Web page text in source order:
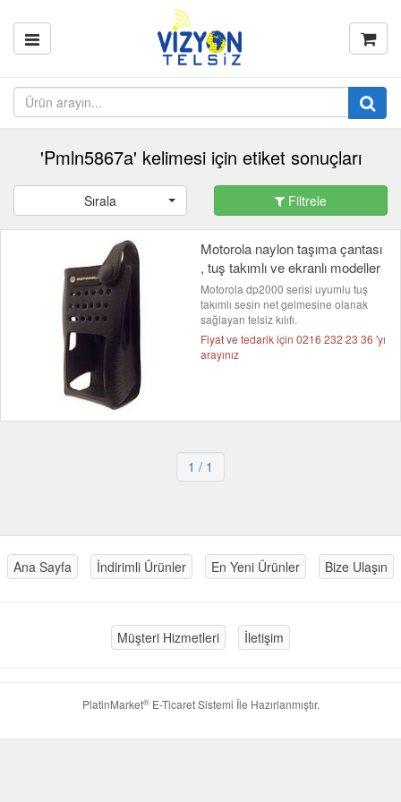
'Pmln5867a' kelimesi için etiket sonuçları
Sırala Filtrele
Motorola naylon taşıma çantası
, tuş takımlı ve ekranlı modeller
Motorola dp2000 serisi uyumlu tuş
takımlı sesin net gelmesine olanak
sağlayan telsiz kılıfı.
Fiyat ve tedarik için 0216 232 23 36 'yı
arayınız
1 / 1
Ana Sayfa İndirimli Ürünler En Yeni Ürünler Bize Ulaşın
Müşteri Hizmetleri İletişim
PlatinMarket®E-Ticaret Sistemi İle Hazırlanmıştır.